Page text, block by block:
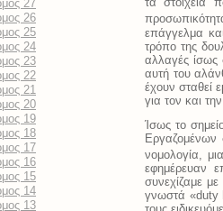
27
26
25
24
23
22
21
20
19
18
17
16
15
14
13
επάγγελμα
τρόπο της
αλλαγές ίσως
αυτή του
έχουν σταθεί
για τον και
Ίσως το
Εργαζομένων
νομολογία,
εφημέρευαν
συνεχίζαμε
γνωστά «duty